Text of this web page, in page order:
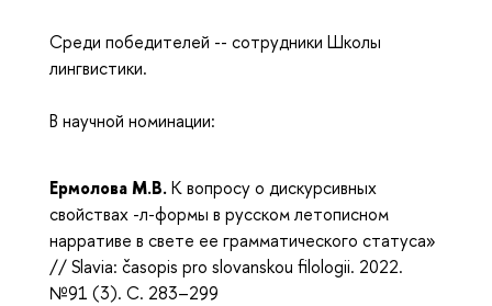
Среди победителей -- сотрудники Школы
лингвистики.
В научной номинации:
Ермолова М.В.К вопросу о дискурсивных
свойствах -л-формы в русском летописном
нарративе в свете ее грамматического статуса»
// Slavia: časopis pro slovanskou filologii. 2022.
№91 (3). С. 283–299